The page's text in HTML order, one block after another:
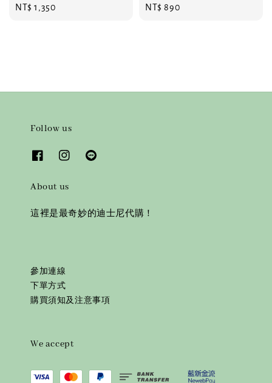
Regular
NT$ 1,350
Regular
NT$ 890
Follow us
About us
這裡是最奇妙的迪士尼代購！
參加連線
下單方式
購買須知及注意事項
We accept